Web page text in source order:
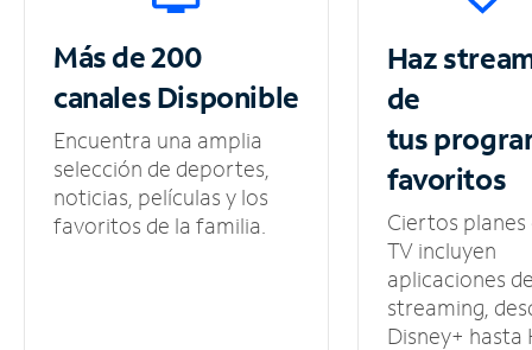
Más de 200
canalesDisponible
Encuentra una amplia
selección de deportes,
noticias, películas y los
favoritos de la familia.
Haz
de
tus
favoritos
Ciertos planes
TV incluyen
aplicaciones
streaming,
Disney+ hasta